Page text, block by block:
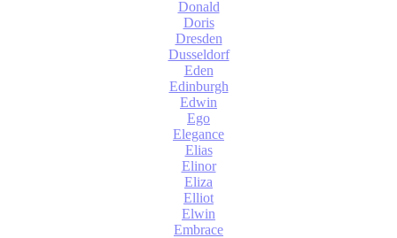
Donald
Doris
Dresden
Dusseldorf
Eden
Edinburgh
Edwin
Ego
Elegance
Elias
Elinor
Eliza
Elliot
Elwin
Embrace